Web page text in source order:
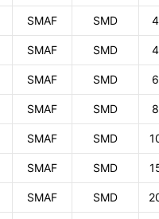
SMAF SMD
SMAF SMD
SMAF SMD
SMAF SMD
SMAF SMD
SMAF SMD
SMAF SMD